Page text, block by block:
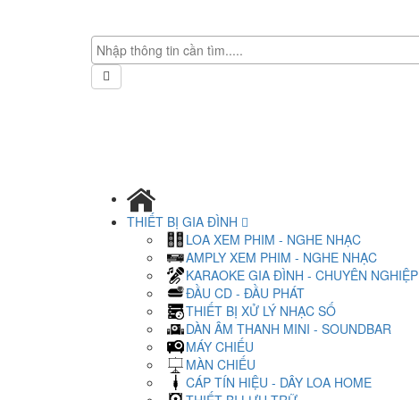
THIẾT BỊ GIA ĐÌNH
LOA XEM PHIM - NGHE NHẠC
AMPLY XEM PHIM - NGHE NHẠC
KARAOKE GIA ĐÌNH - CHUYÊN NGHIỆP
ĐẦU CD - ĐẦU PHÁT
THIẾT BỊ XỬ LÝ NHẠC SỐ
DÀN ÂM THANH MINI - SOUNDBAR
MÁY CHIẾU
MÀN CHIẾU
CÁP TÍN HIỆU - DÂY LOA HOME